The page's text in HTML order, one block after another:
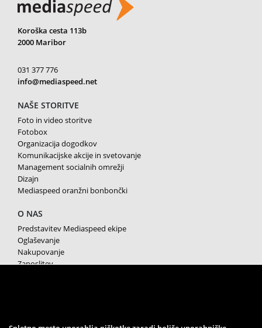
Koroška cesta 113b
2000 Maribor
031 377 776
info@mediaspeed.net
NAŠE STORITVE
Foto in video storitve
Fotobox
Organizacija dogodkov
Komunikacijske akcije in svetovanje
Management socialnih omrežji
Dizajn
Mediaspeed oranžni bonbončki
O NAS
Predstavitev Mediaspeed ekipe
Oglaševanje
Nakupovanje
Zaposlitev
SPREMLJAJTE NAS